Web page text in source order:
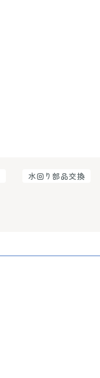
水回り部品交換